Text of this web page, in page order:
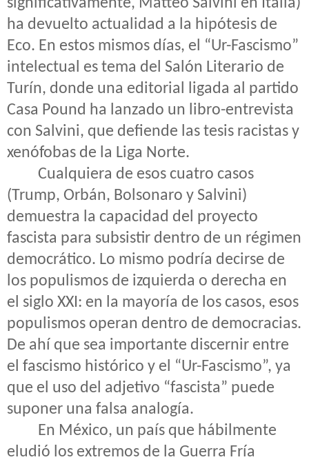
ha devuelto actualidad a la hipótesis de
Eco. En estos mismos días, el “Ur-Fascismo”
intelectual es tema del Salón Literario de
Turín, donde una editorial ligada al partido
Casa Pound ha lanzado un libro-entrevista
con Salvini, que defiende las tesis racistas y
xenófobas de la Liga Norte.
Cualquiera de esos cuatro casos
(Trump, Orbán, Bolsonaro y Salvini)
demuestra la capacidad del proyecto
fascista para subsistir dentro de un régimen
democrático. Lo mismo podría decirse de
los populismos de izquierda o derecha en
el siglo XXI: en la mayoría de los casos, esos
populismos operan dentro de democracias.
De ahí que sea importante discernir entre
el fascismo histórico y el “Ur-Fascismo”, ya
que el uso del adjetivo “fascista” puede
suponer una falsa analogía.
En México, un país que hábilmente
eludió los extremos de la Guerra Fría